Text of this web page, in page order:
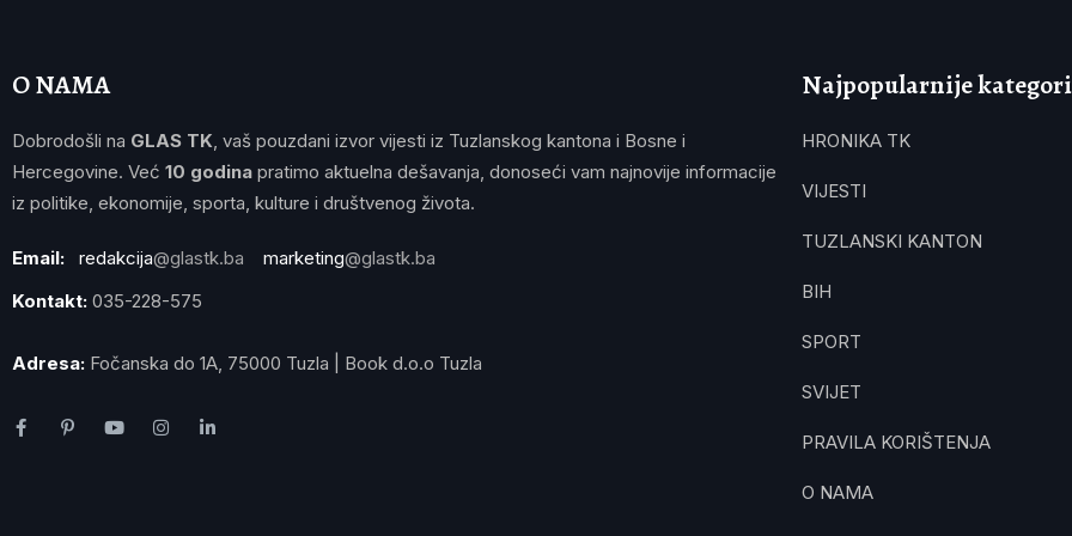
O NAMA
Dobrodošli na GLAS TK, vaš pouzdani izvor vijesti iz Tuzlanskog kantona i Bosne i
Hercegovine. Već 10 godina pratimo aktuelna dešavanja, donoseći vam najnovije informacije
iz politike, ekonomije, sporta, kulture i društvenog života.
Email: redakcija@glastk.ba marketing@glastk.ba
Kontakt: 035-228-575
Adresa: Fočanska do 1A, 75000 Tuzla | Book d.o.o Tuzla
Najpopularnije
HRONIKA TK
VIJESTI
TUZLANSKI KANTON
BIH
SPORT
SVIJET
PRAVILA KORIŠTENJA
O NAMA